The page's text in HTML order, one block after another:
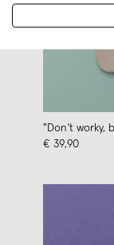
"Don‘t worky,
€ 39,90